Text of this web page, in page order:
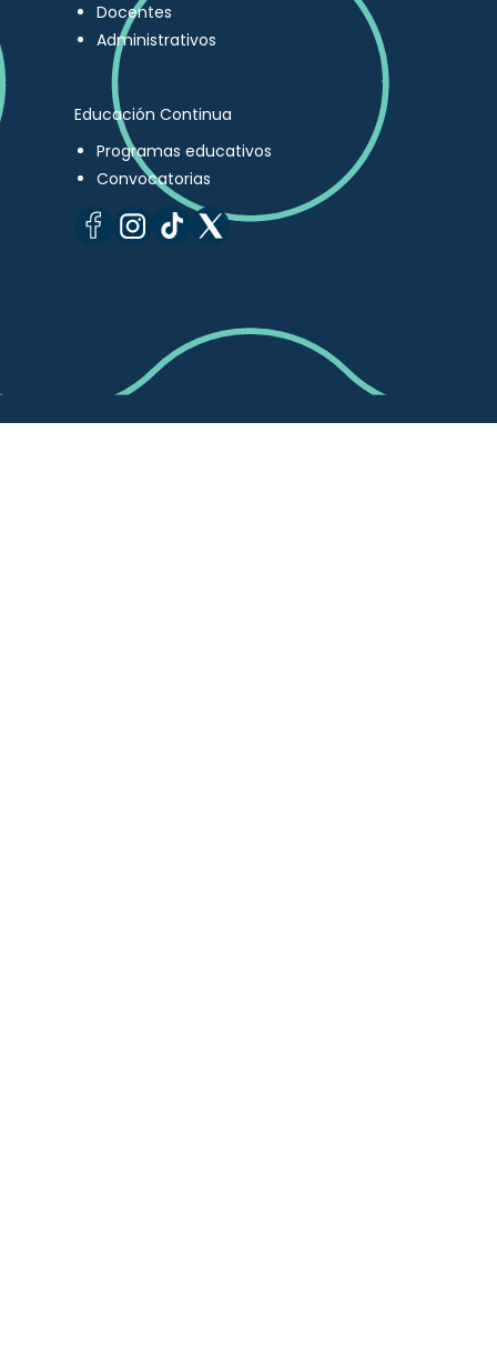
Docentes
Administrativos
Educación Continua
Programas educativos
Convocatorias